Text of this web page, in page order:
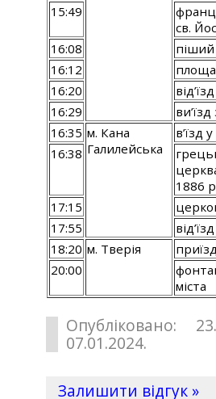
15:49
св.
16:08
піший
16:12
16:20
від’їзд
16:29
ви’їзд
16:35 м. Кана
Галилейська
в’їзд
16:38
1886
17:15
17:55
від’їзд
18:20 м. Тверія
20:00
міста
Опубліковано:
07.01.2024.
Залишити відгук »